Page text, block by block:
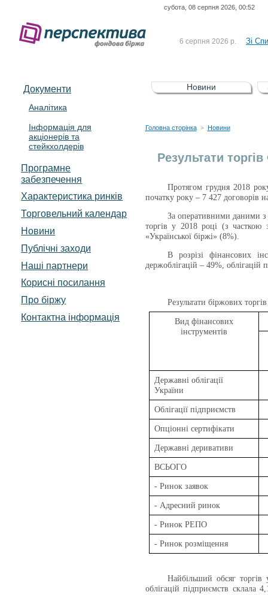
субота, 08 серпня 2026, 00:52
6 серпня 2026 р. Зі
5 серпня 2026 р.
Зі
UA4000232607)
4 серпня 2026 р.
Документи
Аналітика
Інформація для
акціонерів та
стейкхолдерів
Програмне
забезпечення
Характеристика pинків
Торговельний календар
Новини
Публічні заходи
Наші партнери
Корисні посилання
Про біржу
Контактна інформація
Новини
Головна сторінка > Новини
Результати
Протягом грудня 2018
початку року – 7 427 договорів
За оперативними даними з
торгів у 2018 році (з
«Української біржі» (8%).
В розрізі фінансових
держоблігацій – 49%, облігацій
Результати біржових
Вид фінансових
інструментів
Державні облігації
України
Облігації підприємств
Опціонні сертифікати
Державні деривативи
ВСЬОГО
- Ринок заявок
- Адресний ринок
- Ринок РЕПО
- Ринок розміщення
Найбільший обсяг торгів
облігацій підприємств склала